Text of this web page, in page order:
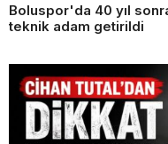
Boluspor'da 40 yıl
teknik adam getirildi